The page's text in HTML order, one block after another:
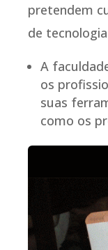
pretendem
de
A
os
suas
como os